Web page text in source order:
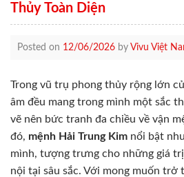
Thủy Toàn Diện
Posted on 12/06/2026 by Vivu Việt
Trong vũ trụ phong thủy rộng lớn
âm đều mang trong mình một sắc
vẽ nên bức tranh đa chiều về vận
đó, mệnh Hải Trung Kim nổi bật
mình, tượng trưng cho những giá
nội tại sâu sắc. Với mong muốn trở